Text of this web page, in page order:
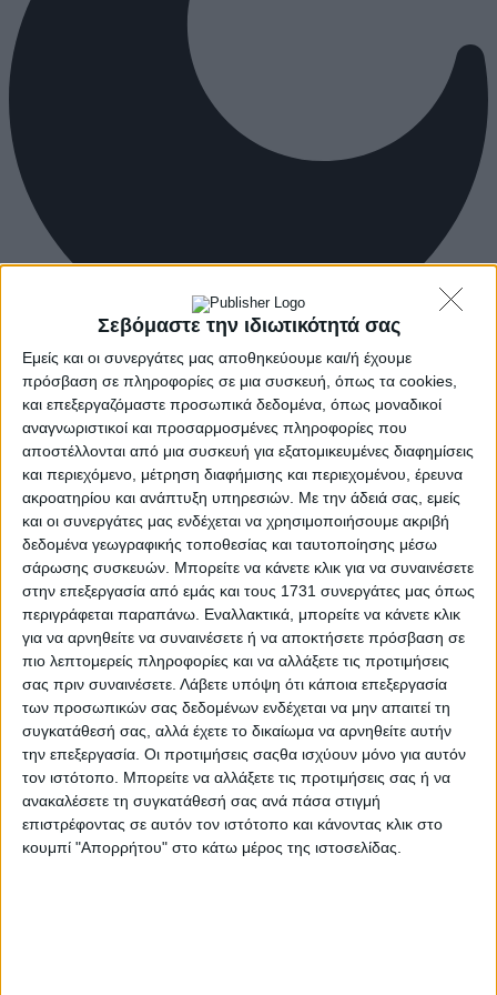
Σεβόμαστε την ιδιωτικότητά σας
Εμείς και οι συνεργάτες μας αποθηκεύουμε και/ή έχουμε
πρόσβαση σε πληροφορίες σε μια συσκευή, όπως τα cookies,
και επεξεργαζόμαστε προσωπικά δεδομένα, όπως μοναδικοί
αναγνωριστικοί και προσαρμοσμένες πληροφορίες που
αποστέλλονται από μια συσκευή για εξατομικευμένες διαφημίσεις
και περιεχόμενο, μέτρηση διαφήμισης και περιεχομένου, έρευνα
ακροατηρίου και ανάπτυξη υπηρεσιών. Με την άδειά σας, εμείς
και οι συνεργάτες μας ενδέχεται να χρησιμοποιήσουμε ακριβή
δεδομένα γεωγραφικής τοποθεσίας και ταυτοποίησης μέσω
σάρωσης συσκευών. Μπορείτε να κάνετε κλικ για να συναινέσετε
στην επεξεργασία από εμάς και τους 1731 συνεργάτες μας όπως
περιγράφεται παραπάνω. Εναλλακτικά, μπορείτε να κάνετε κλικ
για να αρνηθείτε να συναινέσετε ή να αποκτήσετε πρόσβαση σε
πιο λεπτομερείς πληροφορίες και να αλλάξετε τις προτιμήσεις
σας πριν συναινέσετε. Λάβετε υπόψη ότι κάποια επεξεργασία
των προσωπικών σας δεδομένων ενδέχεται να μην απαιτεί τη
συγκατάθεσή σας, αλλά έχετε το δικαίωμα να αρνηθείτε αυτήν
την επεξεργασία. Οι προτιμήσεις σαςθα ισχύουν μόνο για αυτόν
τον ιστότοπο. Μπορείτε να αλλάξετε τις προτιμήσεις σας ή να
ανακαλέσετε τη συγκατάθεσή σας ανά πάσα στιγμή
επιστρέφοντας σε αυτόν τον ιστότοπο και κάνοντας κλικ στο
κουμπί "Απορρήτου" στο κάτω μέρος της ιστοσελίδας.
Αρχική